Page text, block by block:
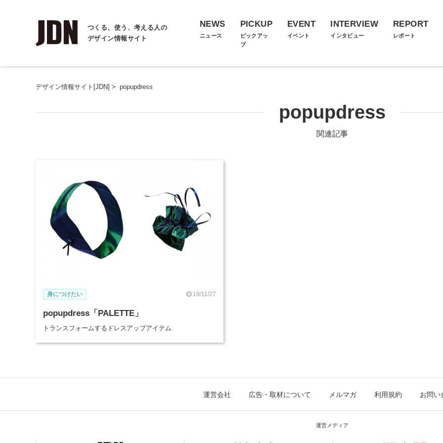
つくる、使う、考える人の
デザイン情報サイト
NEWS
ニュース
PICKUP
ピックアッ
プ
EVENT
イベント
INTERVIEW
インタビュー
REPORT
レポート
デザイン情報サイト[JDN] > popupdress
popupdress
関連記事
身につけたい 19/11/27
popupdress「PALETTE」
トランスフォームするドレスアップアイテム
運営会社 広告・取材について メルマガ 利用規約 お問い
運営メディア